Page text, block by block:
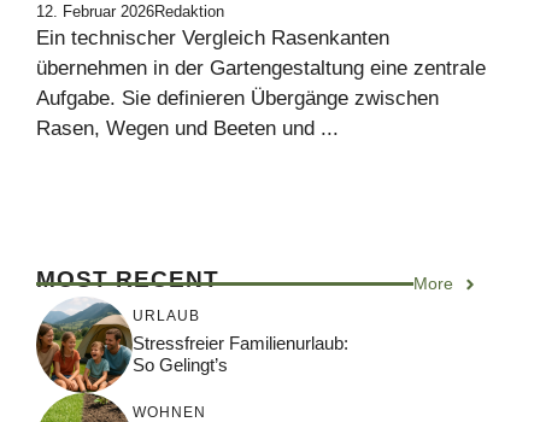
12. Februar 2026Redaktion
Ein technischer Vergleich Rasenkanten
übernehmen in der Gartengestaltung eine zentrale
Aufgabe. Sie definieren Übergänge zwischen
Rasen, Wegen und Beeten und ...
MOST RECENT More
URLAUB
Stressfreier Familienurlaub:
So Gelingt’s
WOHNEN